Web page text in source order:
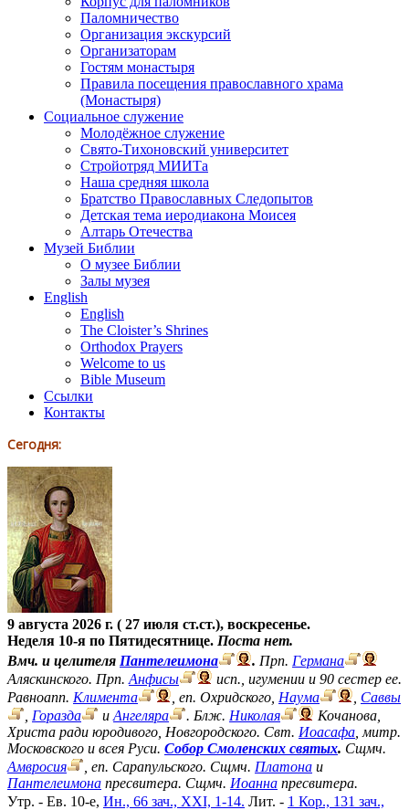
Паломничество
Организация экскурсий
Организаторам
Гостям монастыря
Правила посещения православного храма
(Монастыря)
Социальное служение
Молодёжное служение
Свято-Тихоновский университет
Стройотряд МИИТа
Наша средняя школа
Братство Православных Следопытов
Детская тема иеродиакона Моисея
Алтарь Отечества
Музей Библии
О музее Библии
Залы музея
English
English
The Cloister’s Shrines
Orthodox Prayers
Welcome to us
Bible Museum
Ссылки
Контакты
Сегодня:
9 августа 2026 г. ( 27 июля ст.ст.), воскресенье.
Неделя 10-я по Пятидесятнице. Поста нет.
Вмч. и целителя Пантелеимона . Прп. Германа
Аляскинского. Прп. Анфисы
исп., игумении и 90 сестер ее.
Равноапп. Климента , еп. Охридского, Наума
Саввы
Горазда и Ангеляра . Блж. Николая
Кочанова,
Христа ради юродивого, Новгородского. Свт. Иоасафа , митр.
Московского и всея Руси. Собор Смоленских святых. Сщмч.
Амвросия
, еп. Сарапульского. Сщмч. Платона и
Пантелеимона пресвитера. Сщмч. Иоанна пресвитера.
Утр. - Ев. 10-е, Ин., 66 зач., XXI, 1-14. Лит. - 1 Кор., 131 зач.,